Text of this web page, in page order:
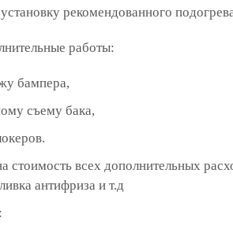
рекомендованного
работы:
бампера,
съему бака,
стоимость всех дополнительных
антифриза и т.д